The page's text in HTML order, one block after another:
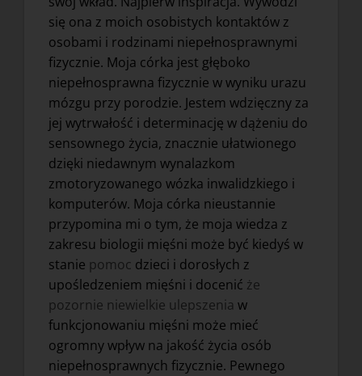
się ona z moich osobistych kontaktów z
osobami i rodzinami niepełnosprawnymi
fizycznie. Moja córka jest głęboko
niepełnosprawna fizycznie w wyniku urazu
mózgu przy porodzie. Jestem wdzięczny za
jej wytrwałość i determinację w dążeniu do
sensownego życia, znacznie ułatwionego
dzięki niedawnym wynalazkom
zmotoryzowanego wózka inwalidzkiego i
komputerów. Moja córka nieustannie
przypomina mi o tym, że moja wiedza z
zakresu biologii mięśni może być kiedyś w
stanie pomoc dzieci i dorosłych z
upośledzeniem mięśni i docenić że
pozornie niewielkie ulepszenia w
funkcjonowaniu mięśni może mieć
ogromny wpływ na jakość życia osób
niepełnosprawnych fizycznie. Pewnego